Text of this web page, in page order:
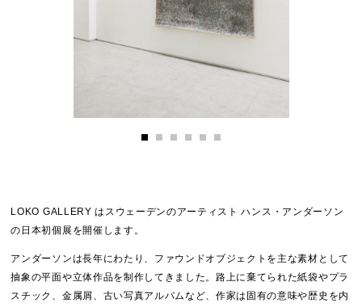
LOKO GALLERY はスウェーデンのアーティスト ハンス・アンダーソン
の日本初個展を開催します。
アンダーソンは長年にわたり、ファウンドオブジェクトを主な素材として
抽象の平面や立体作品を制作してきました。路上に棄てられた紙袋やプラ
スチック、金属屑、古い写真アルバムなど、作家は固有の意味や歴史を内